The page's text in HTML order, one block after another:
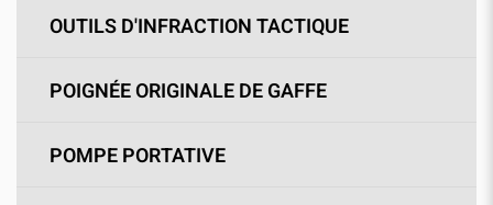
OUTILS D'INFRACTION TACTIQUE
POIGNÉE ORIGINALE DE GAFFE
POMPE PORTATIVE